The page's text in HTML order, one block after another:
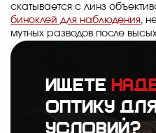
скатывается с линз
биноклей для наблюдения,
мутных разводов после
Ищете
оптику